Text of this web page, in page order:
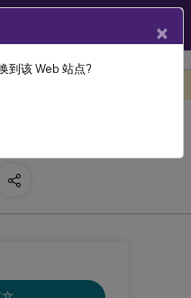
2411
×
到该 Web 站点?